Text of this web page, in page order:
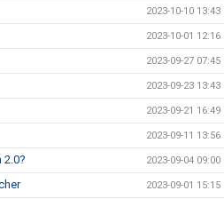
2023-10-10 13:43
2023-10-01 12:16
2023-09-27 07:45
2023-09-23 13:43
2023-09-21 16:49
2023-09-11 13:56
2.0? 2023-09-04 09:00
2023-09-01 15:15